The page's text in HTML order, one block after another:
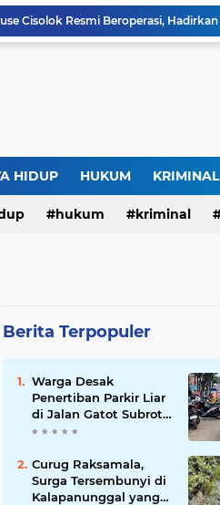
HIDUP HUKUM KRIMINAL
hukum kriminal
Berita Terpopuler
Warga Desak
Penertiban Parkir Liar
di Jalan Gatot Subroto
Bandung, Kemacetan
Mengkhawatirkan
Curug Raksamala,
Surga Tersembunyi di
Kalapanunggal yang